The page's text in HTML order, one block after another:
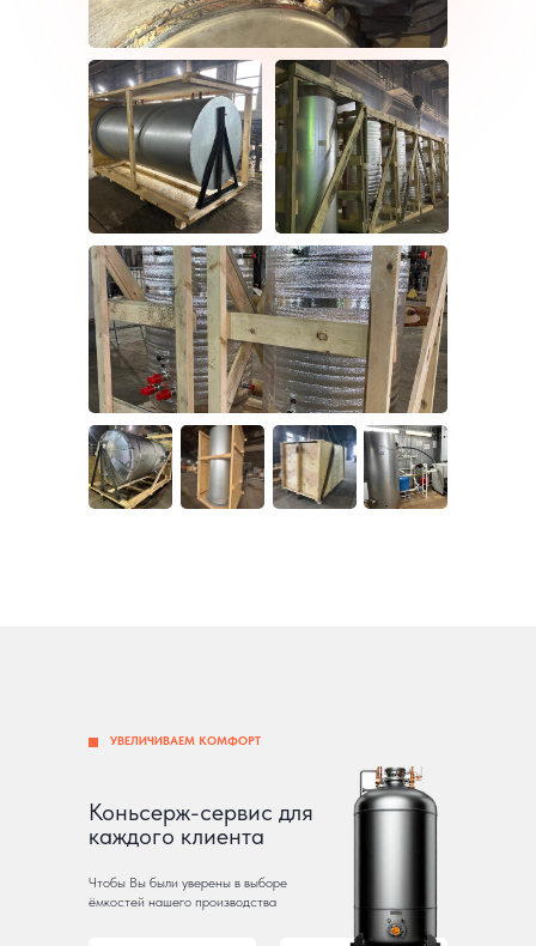
Коньсерж-сервис для
каждого клиента
Чтобы Вы были уверены в выборе
ёмкостей нашего производства
УВЕЛИЧИВАЕМ КОМФОРТ